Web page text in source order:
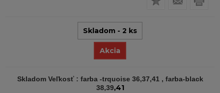
Skladom - 2 ks
Akcia
Skladom Veľkosť : farba -trquoise 36,37,41 , farba-black
38,39,41